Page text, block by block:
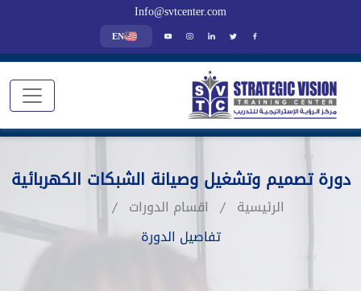
Info@svtcenter.com
EN
دورة تصميم وتشغيل وصيانة الشبكات الكهربائية
الرئيسية
اقسام الدورات
تفاصيل الدورة